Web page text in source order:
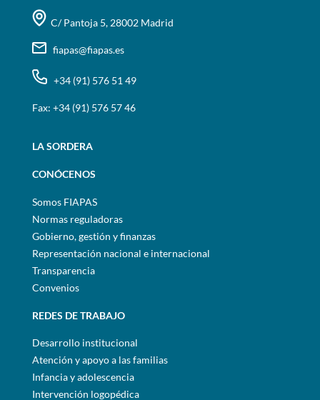
C/ Pantoja 5, 28002 Madrid
fiapas@fiapas.es
+34 (91) 576 51 49
Fax: +34 (91) 576 57 46
LA SORDERA
CONÓCENOS
Somos FIAPAS
Normas reguladoras
Gobierno, gestión y finanzas
Representación nacional e internacional
Transparencia
Convenios
REDES DE TRABAJO
Desarrollo institucional
Atención y apoyo a las familias
Infancia y adolescencia
Intervención logopédica